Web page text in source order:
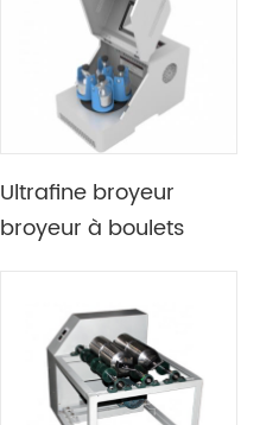
Ultrafine broyeur
broyeur à boulets